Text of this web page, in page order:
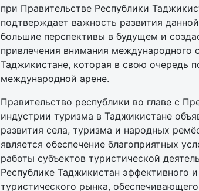
при Правительстве Республики
подтверждает важность развития
большие перспективы в будущем и
привлечения внимания международного
Таджикистане, которая в свою очередь
международной арене.
Правительство республики во главе с
индустрии туризма в Таджикистане
развития села, туризма и народных
является обеспечение благоприятных
работы субъектов туристической
Республике Таджикистан эффективного
туристического рынка,